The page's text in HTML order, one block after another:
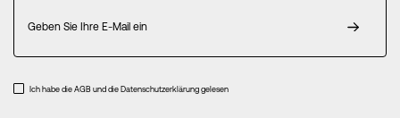
Sie
Ich habe die AGB und die Datenschutzerklärung gelesen